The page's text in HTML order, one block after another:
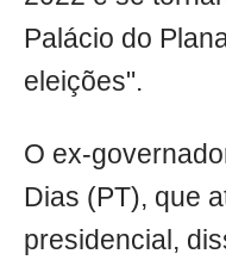
Palácio do
eleições".
O ex-
Dias (PT), que
presidencial,